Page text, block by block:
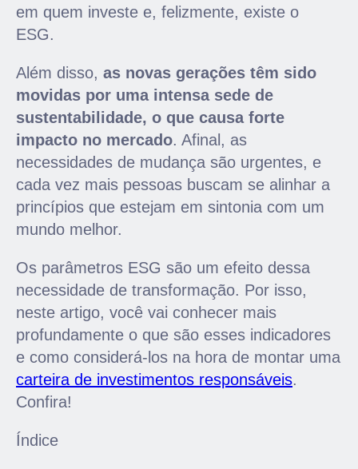
em quem investe e, felizmente, existe o
ESG.
Além disso, as novas gerações têm sido
movidas por uma intensa sede de
sustentabilidade, o que causa forte
impacto no mercado. Afinal, as
necessidades de mudança são urgentes, e
cada vez mais pessoas buscam se alinhar a
princípios que estejam em sintonia com um
mundo melhor.
Os parâmetros ESG são um efeito dessa
necessidade de transformação. Por isso,
neste artigo, você vai conhecer mais
profundamente o que são esses indicadores
e como considerá-los na hora de montar uma
carteira de investimentos responsáveis.
Confira!
Índice